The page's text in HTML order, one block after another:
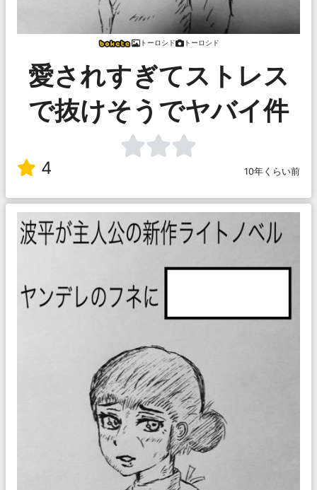
トーロシド トーロシド
愛されすぎてストレス
で抜けそうでヤバイ件
4 10年くらい前